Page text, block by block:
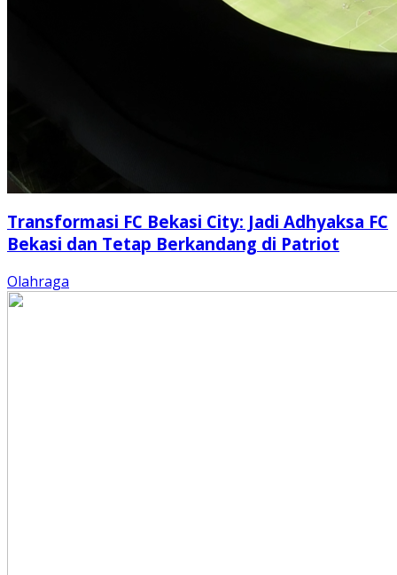
Transformasi FC Bekasi City: Jadi Adhyaksa FC
Bekasi dan Tetap Berkandang di Patriot
Olahraga